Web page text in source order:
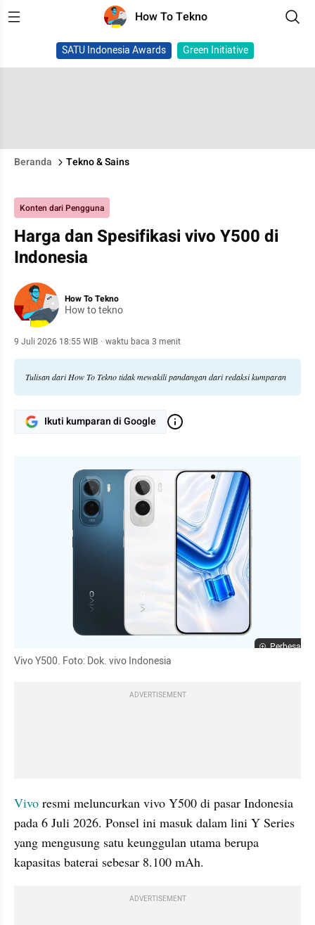
How To Tekno
SATU Indonesia Awards Green Initiative
Beranda Tekno & Sains
Konten dari Pengguna
Harga dan Spesifikasi vivo Y500 di
Indonesia
How To Tekno
How to tekno
9 Juli 2026 18:55 WIB · waktu baca 3 menit
Tulisan dari How To Tekno tidak mewakili pandangan dari redaksi kumparan
Ikuti kumparan di Google
Perbesar
Vivo Y500. Foto: Dok. vivo Indonesia
ADVERTISEMENT
Vivo resmi meluncurkan vivo Y500 di pasar Indonesia
pada 6 Juli 2026. Ponsel ini masuk dalam lini Y Series
yang mengusung satu keunggulan utama berupa
kapasitas baterai sebesar 8.100 mAh.
ADVERTISEMENT